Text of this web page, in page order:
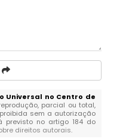
Universal no Centro de
parcial ou total,
sem a autorização
previsto no artigo 184 do
direitos autorais.